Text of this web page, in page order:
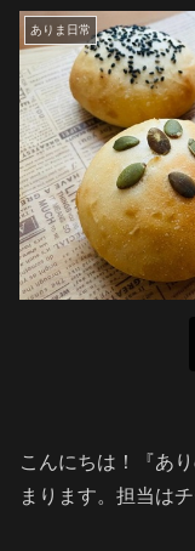
ありま日常
こんにちは！『あ
まります。担当はチ